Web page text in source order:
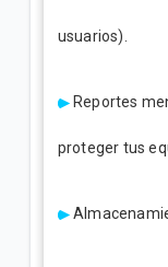
usuarios).
Reportes
proteger tus